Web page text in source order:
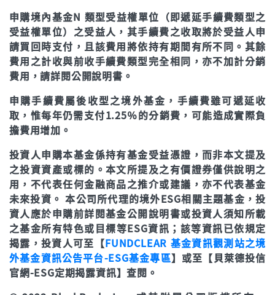
申購境內基金N 類型受益權單位（即遞延手續費類型之
受益權單位）之受益人，其手續費之收取將於受益人申
請買回時支付，且該費用將依持有期間有所不同。其餘
費用之計收與前收手續費類型完全相同，亦不加計分銷
費用，請詳閱公開說明書。
申購手續費屬後收型之境外基金，手續費雖可遞延收
取，惟每年仍需支付1.25％的分銷費，可能造成實際負
擔費用增加。
投資人申購本基金係持有基金受益憑證，而非本文提及
之投資資產或標的。本文所提及之有價證券僅供說明之
用，不代表任何金融商品之推介或建議，亦不代表基金
未來投資。 本公司所代理的境外ESG相關主題基金，投
資人應於申購前詳閱基金公開說明書或投資人須知所載
之基金所有特色或目標等ESG資訊；該等資訊已依規定
揭露，投資人可至【FUNDCLEAR 基金資訊觀測站之境
外基金資訊公告平台-ESG基金專區】或至【貝萊德投信
官網-ESG定期揭露資訊】查閱。